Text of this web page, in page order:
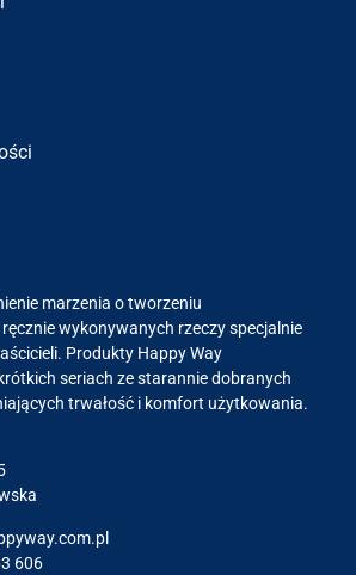
marzenia o tworzeniu
wykonywanych rzeczy specjalnie
Produkty Happy Way
seriach ze starannie dobranych
trwałość i komfort użytkowania.
606